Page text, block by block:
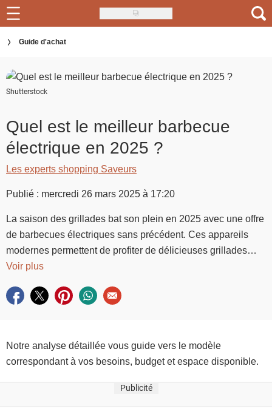
Skip
to
main
Recettes
Inspirations
Conseils
Menu de la semaine
Actus
Téléchargez l'app Saveurs Recettes
Index des recettes
Guide d'achat
Shutterstock
Quel est le meilleur barbecue
électrique en 2025 ?
Les experts shopping Saveurs
Publié : mercredi 26 mars 2025 à 17:20
La saison des grillades bat son plein en 2025 avec une offre
de barbecues électriques sans précédent. Ces appareils
modernes permettent de profiter de délicieuses grillades
sans fumée excessive ni complications liées au charbon.
Voir plus
Partager sur facebook
Partager sur twitter
Partager sur pinterest
Partager sur whatsapp
Envoyer à un ami
Notre analyse détaillée vous guide vers le modèle
correspondant à vos besoins, budget et espace disponible.
Publicité